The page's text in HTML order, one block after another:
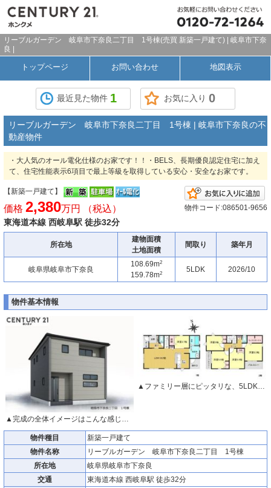
リーブルガーデン 岐阜市下奈良二丁目 1号棟(売買 新築一戸建て) | 岐阜市下奈
良 |
トップページ お問い合わせ 地図表示
最近見た物件 1 お気に入り 0
リーブルガーデン 岐阜市下奈良二丁目 1号棟 | 岐阜市下奈良の不
動産物件
・大人気のオール電化仕様のお家です！！・BELS、長期優良認定住宅に加え
て、住宅性能表示6項目で最上等級を取得している安心・安全なお家です。
【新築一戸建て】
価格 2,380万円 （税込）
東海道本線 西岐阜駅 徒歩32分
物件コード:086501-9656
所在地
建物面積
土地面積
間取り 築年月
岐阜県岐阜市下奈良
108.69m2
159.78m2 5LDK 2026/10
物件基本情報
▲完成の全体イメージはこんな感じです。
▲ファミリー層にピッタリな、5LDKです。
物件種目
新築一戸建て
物件名称
リーブルガーデン 岐阜市下奈良二丁目 1号棟
所在地
岐阜県岐阜市下奈良
交通
東海道本線 西岐阜駅 徒歩32分